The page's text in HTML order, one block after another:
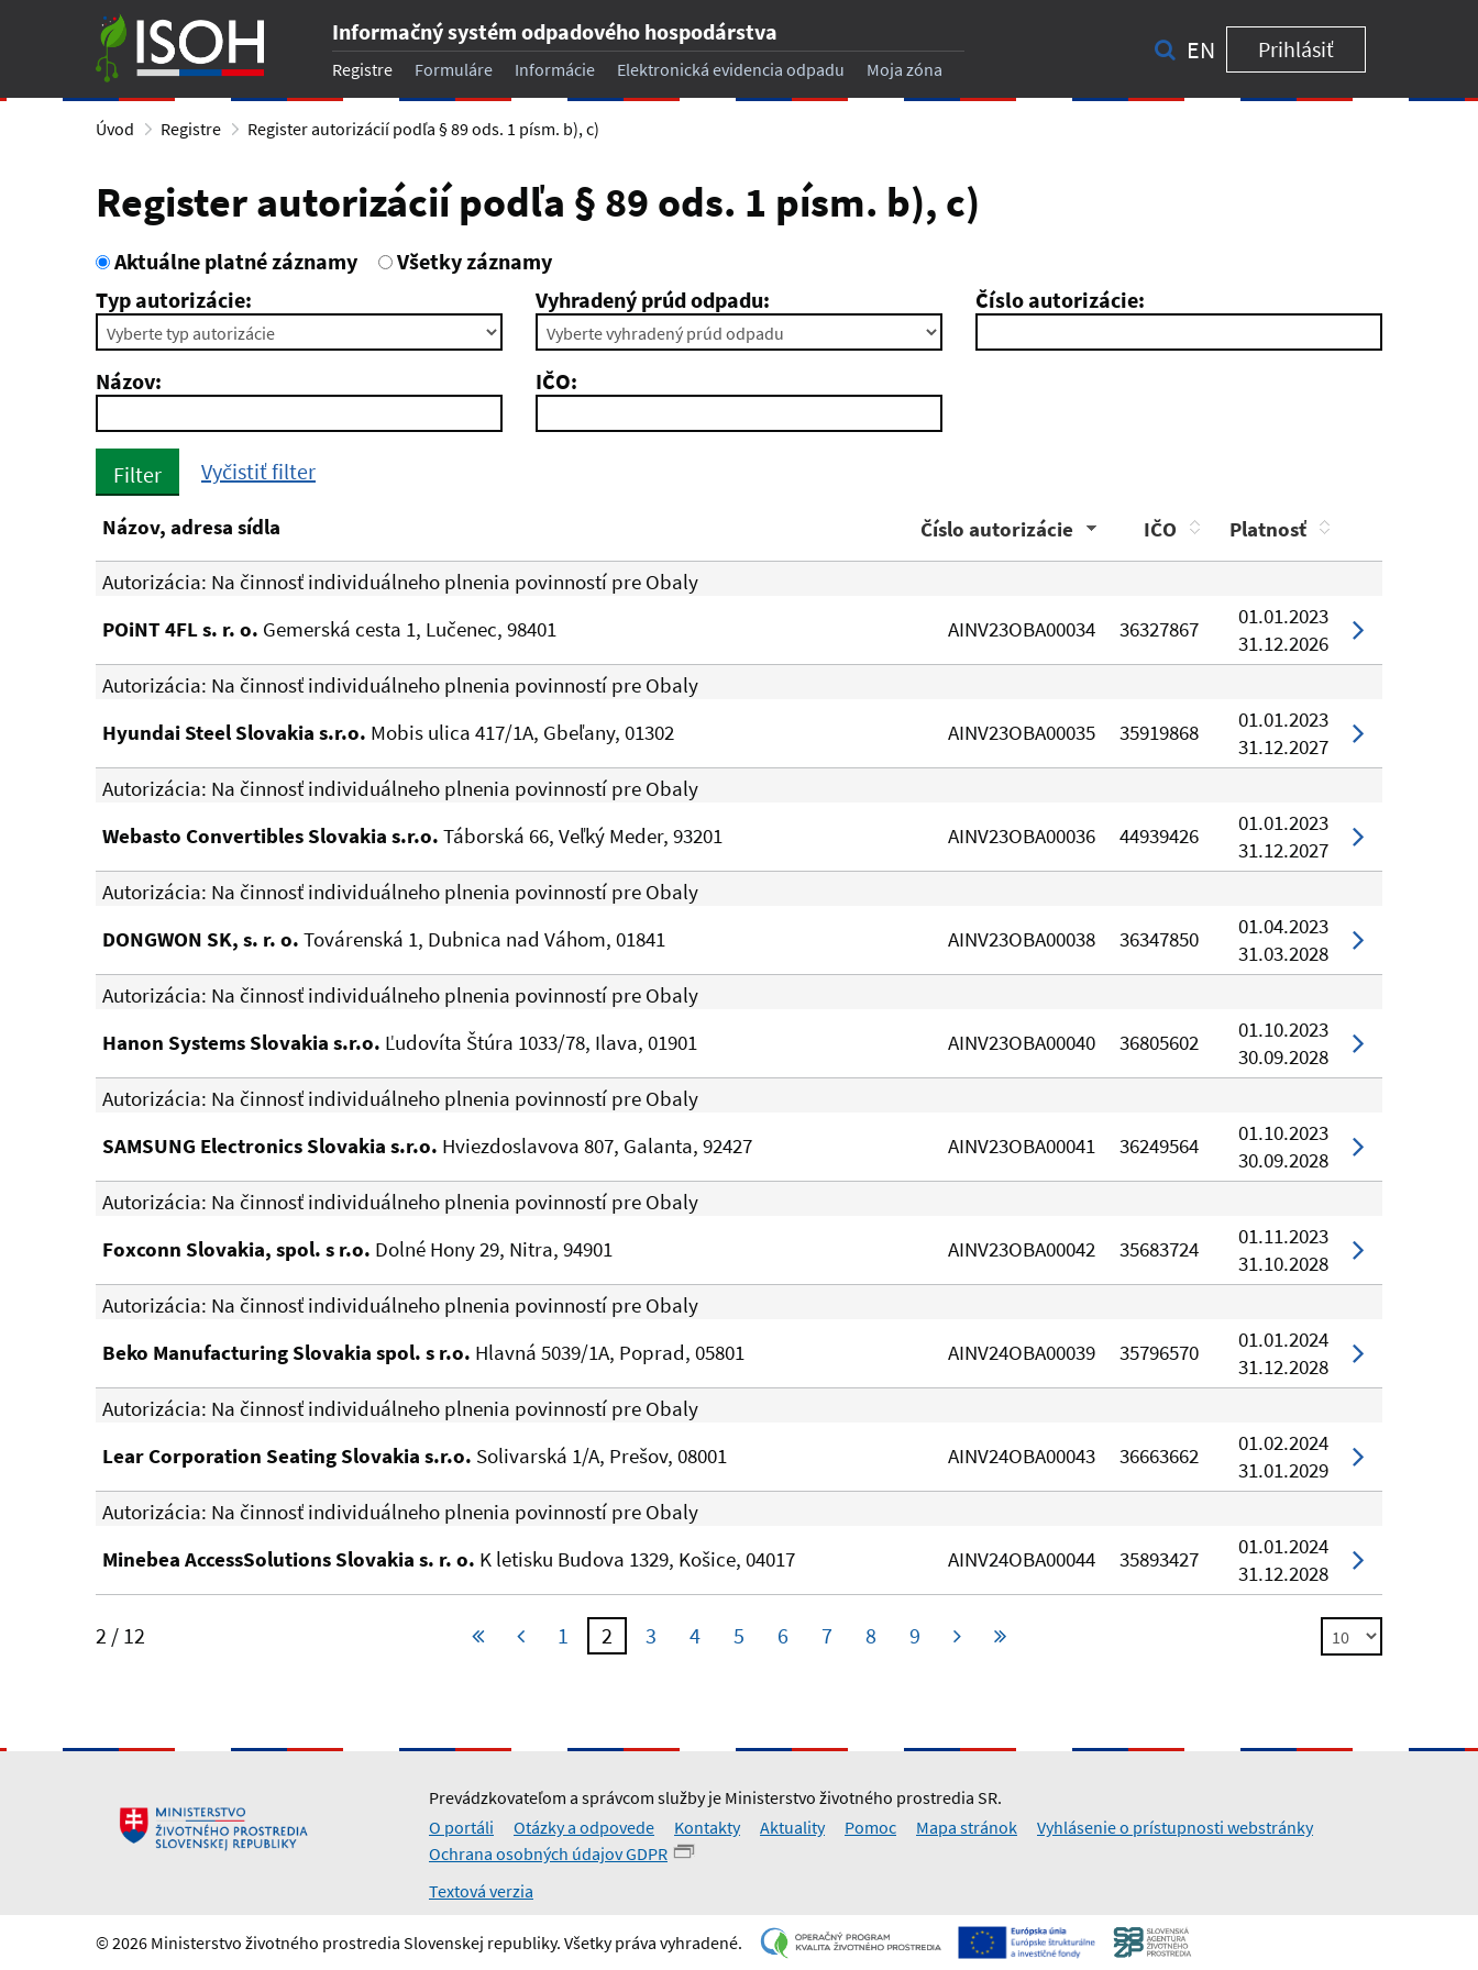
Informačný systém odpadového hospodárstva
Registre Formuláre Informácie Elektronická evidencia odpadu Moja zóna
EN Prihlásiť
Úvod Registre Register autorizácií podľa § 89 ods. 1 písm. b), c)
Register autorizácií podľa § 89 ods. 1 písm. b), c)
Aktuálne platné záznamy
Všetky záznamy
Typ autorizácie:
Vyhradený prúd odpadu: Číslo autorizácie:
Názov: IČO:
Filter Vyčistiť filter
Názov, adresa sídla Číslo autorizácie IČO
Platnosť
Autorizácia: Na činnosť individuálneho plnenia povinností pre Obaly
POiNT 4FL s. r. o. Gemerská cesta 1, Lučenec, 98401 AINV23OBA00034 36327867
01.01.2023
31.12.2026
Autorizácia: Na činnosť individuálneho plnenia povinností pre Obaly
Hyundai Steel Slovakia s.r.o. Mobis ulica 417/1A, Gbeľany, 01302 AINV23OBA00035 35919868
01.01.2023
31.12.2027
Autorizácia: Na činnosť individuálneho plnenia povinností pre Obaly
Webasto Convertibles Slovakia s.r.o. Táborská 66, Veľký Meder, 93201 AINV23OBA00036 44939426
01.01.2023
31.12.2027
Autorizácia: Na činnosť individuálneho plnenia povinností pre Obaly
DONGWON SK, s. r. o. Továrenská 1, Dubnica nad Váhom, 01841 AINV23OBA00038 36347850
01.04.2023
31.03.2028
Autorizácia: Na činnosť individuálneho plnenia povinností pre Obaly
Hanon Systems Slovakia s.r.o. Ľudovíta Štúra 1033/78, Ilava, 01901 AINV23OBA00040 36805602
01.10.2023
30.09.2028
Autorizácia: Na činnosť individuálneho plnenia povinností pre Obaly
SAMSUNG Electronics Slovakia s.r.o. Hviezdoslavova 807, Galanta, 92427 AINV23OBA00041 36249564
01.10.2023
30.09.2028
Autorizácia: Na činnosť individuálneho plnenia povinností pre Obaly
Foxconn Slovakia, spol. s r.o. Dolné Hony 29, Nitra, 94901 AINV23OBA00042 35683724
01.11.2023
31.10.2028
Autorizácia: Na činnosť individuálneho plnenia povinností pre Obaly
Beko Manufacturing Slovakia spol. s r.o. Hlavná 5039/1A, Poprad, 05801 AINV24OBA00039 35796570
01.01.2024
31.12.2028
Autorizácia: Na činnosť individuálneho plnenia povinností pre Obaly
Lear Corporation Seating Slovakia s.r.o. Solivarská 1/A, Prešov, 08001 AINV24OBA00043 36663662
01.02.2024
31.01.2029
Autorizácia: Na činnosť individuálneho plnenia povinností pre Obaly
Minebea AccessSolutions Slovakia s. r. o. K letisku Budova 1329, Košice, 04017 AINV24OBA00044 35893427
01.01.2024
31.12.2028
2 / 12 1 2 3 4 5 6 7 8 9
Prevádzkovateľom a správcom služby je Ministerstvo životného prostredia SR.
O portáli
Otázky a odpovede Kontakty Aktuality Pomoc Mapa stránok
Vyhlásenie o prístupnosti webstránky
Ochrana osobných údajov GDPR
Textová verzia
© 2026 Ministerstvo životného prostredia Slovenskej republiky. Všetky práva vyhradené.